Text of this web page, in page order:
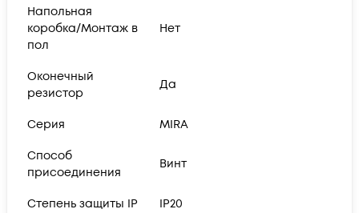
Напольная
коробка/Монтаж в
пол
Нет
Оконечный
резистор
Да
Серия MIRA
Способ
присоединения
Винт
Степень защиты IP IP20